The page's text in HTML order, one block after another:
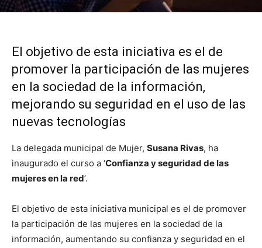
El objetivo de esta iniciativa es el de
promover la participación de las mujeres
en la sociedad de la información,
mejorando su seguridad en el uso de las
nuevas tecnologías
La delegada municipal de Mujer, Susana Rivas, ha
inaugurado el curso a ‘Confianza y seguridad de las
mujeres en la red’.
El objetivo de esta iniciativa municipal es el de promover
la participación de las mujeres en la sociedad de la
información, aumentando su confianza y seguridad en el